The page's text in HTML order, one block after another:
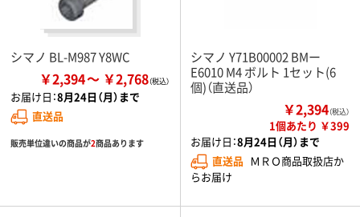
シマノ BL-M987 Y8WC
￥2,394 ￥2,768
お届け日：8月24日（月）まで
直送品
販売単位違いの商品が2商品あります
シマノ Y71B00002 BMー
E6010 M4 ボルト 1セット(6
個)（直送品）
￥2,394（税込）
1個あたり ￥399
お届け日：8月24日（月）まで
直送品 ＭＲＯ商品取扱店か
らお届け